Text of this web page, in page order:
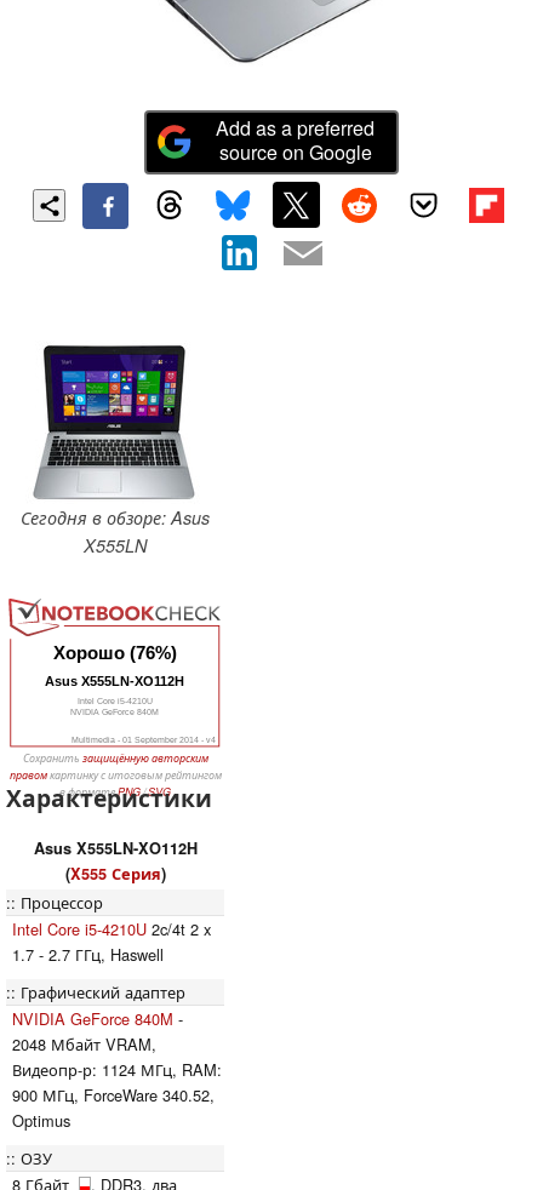
Add as a preferred
source on Google
Сегодня в обзоре: Asus
X555LN
Хорошо (76%)
Asus X555LN-XO112H
Intel Core i5-4210U
NVIDIA GeForce 840M
Multimedia - 01 September 2014 - v4
Сохранить защищённую авторским
правомкартинку с итоговым рейтингом
в форматеPNG/SVG
Характеристики
Asus X555LN-XO112H
(X555 Серия)
Процессор
Intel Core i5-4210U 2c/4t 2 x
1.7 - 2.7 ГГц, Haswell
Графический адаптер
NVIDIA GeForce 840M -
2048 Мбайт VRAM,
Видеопр-р: 1124 МГц, RAM:
900 МГц, ForceWare 340.52,
Optimus
ОЗУ
8 Гбайт
, DDR3, два